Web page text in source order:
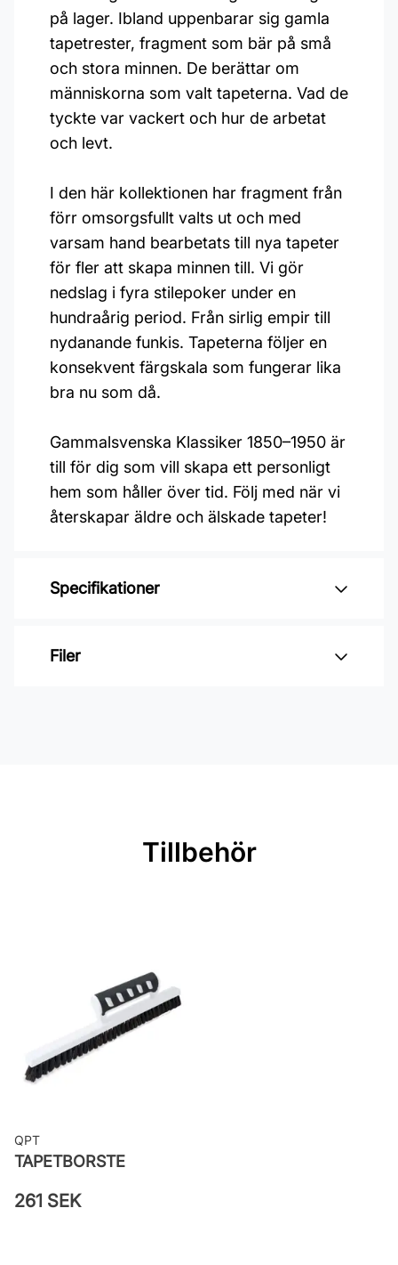
på lager. Ibland uppenbarar sig gamla
tapetrester, fragment som bär på små
och stora minnen. De berättar om
människorna som valt tapeterna. Vad de
tyckte var vackert och hur de arbetat
och levt.
I den här kollektionen har fragment från
förr omsorgsfullt valts ut och med
varsam hand bearbetats till nya tapeter
för fler att skapa minnen till. Vi gör
nedslag i fyra stilepoker under en
hundraårig period. Från sirlig empir till
nydanande funkis. Tapeterna följer en
konsekvent färgskala som fungerar lika
bra nu som då.
Gammalsvenska Klassiker 1850–1950 är
till för dig som vill skapa ett personligt
hem som håller över tid. Följ med när vi
återskapar äldre och älskade tapeter!
Specifikationer
Varumärke: Duro
Bredd: 0,53 m
Leverantörens artikelnummer: 517-
02
Filer
Tillbehör
QPT
TAPETBORSTE
261 SEK